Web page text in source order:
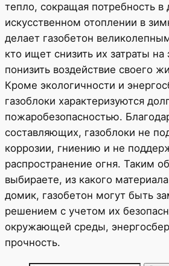
тепло, сокращая потребность в
искусственном отоплении в
делает газобетон
кто ищет снизить их затраты
понизить воздействие своего
Кроме экологичности и
газоблоки характеризуются
пожаробезопасностью.
составляющих, газоблоки не
коррозии, гниению и не
распространение огня. Таким
выбираете, из какого
домик, газобетон могут быть
решением с учетом их
окружающей среды,
прочность.